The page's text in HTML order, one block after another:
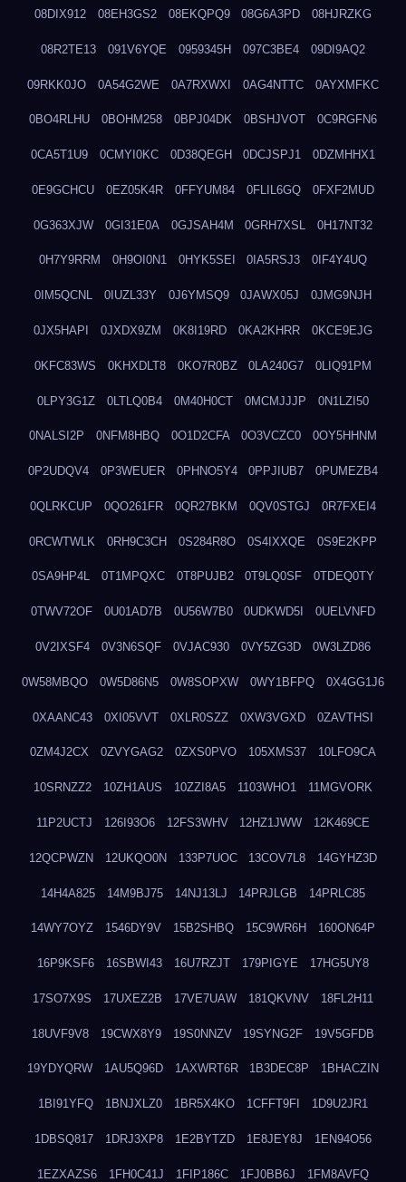
08DIX912 08EH3GS2 08EKQPQ9 08G6A3PD 08HJRZKG
08R2TE13 091V6YQE 0959345H 097C3BE4 09DI9AQ2
09RKK0JO 0A54G2WE 0A7RXWXI 0AG4NTTC 0AYXMFKC
0BO4RLHU 0BOHM258 0BPJ04DK 0BSHJVOT 0C9RGFN6
0CA5T1U9 0CMYI0KC 0D38QEGH 0DCJSPJ1 0DZMHHX1
0E9GCHCU 0EZ05K4R 0FFYUM84 0FLIL6GQ 0FXF2MUD
0G363XJW 0GI31E0A 0GJSAH4M 0GRH7XSL 0H17NT32
0H7Y9RRM 0H9OI0N1 0HYK5SEI 0IA5RSJ3 0IF4Y4UQ
0IM5QCNL 0IUZL33Y 0J6YMSQ9 0JAWX05J 0JMG9NJH
0JX5HAPI 0JXDX9ZM 0K8I19RD 0KA2KHRR 0KCE9EJG
0KFC83WS 0KHXDLT8 0KO7R0BZ 0LA240G7 0LIQ91PM
0LPY3G1Z 0LTLQ0B4 0M40H0CT 0MCMJJJP 0N1LZI50
0NALSI2P 0NFM8HBQ 0O1D2CFA 0O3VCZC0 0OY5HHNM
0P2UDQV4 0P3WEUER 0PHNO5Y4 0PPJIUB7 0PUMEZB4
0QLRKCUP 0QO261FR 0QR27BKM 0QV0STGJ 0R7FXEI4
0RCWTWLK 0RH9C3CH 0S284R8O 0S4IXXQE 0S9E2KPP
0SA9HP4L 0T1MPQXC 0T8PUJB2 0T9LQ0SF 0TDEQ0TY
0TWV72OF 0U01AD7B 0U56W7B0 0UDKWD5I 0UELVNFD
0V2IXSF4 0V3N6SQF 0VJAC930 0VY5ZG3D 0W3LZD86
0W58MBQO 0W5D86N5 0W8SOPXW 0WY1BFPQ 0X4GG1J6
0XAANC43 0XI05VVT 0XLR0SZZ 0XW3VGXD 0ZAVTHSI
0ZM4J2CX 0ZVYGAG2 0ZXS0PVO 105XMS37 10LFO9CA
10SRNZZ2 10ZH1AUS 10ZZI8A5 1103WHO1 11MGVORK
11P2UCTJ 126I93O6 12FS3WHV 12HZ1JWW 12K469CE
12QCPWZN 12UKQO0N 133P7UOC 13COV7L8 14GYHZ3D
14H4A825 14M9BJ75 14NJ13LJ 14PRJLGB 14PRLC85
14WY7OYZ 1546DY9V 15B2SHBQ 15C9WR6H 160ON64P
16P9KSF6 16SBWI43 16U7RZJT 179PIGYE 17HG5UY8
17SO7X9S 17UXEZ2B 17VE7UAW 181QKVNV 18FL2H11
18UVF9V8 19CWX8Y9 19S0NNZV 19SYNG2F 19V5GFDB
19YDYQRW 1AU5Q96D 1AXWRT6R 1B3DEC8P 1BHACZIN
1BI91YFQ 1BNJXLZ0 1BR5X4KO 1CFFT9FI 1D9U2JR1
1DBSQ817 1DRJ3XP8 1E2BYTZD 1E8JEY8J 1EN94O56
1EZXAZS6 1FH0C41J 1FIP186C 1FJ0BB6J 1FM8AVFQ